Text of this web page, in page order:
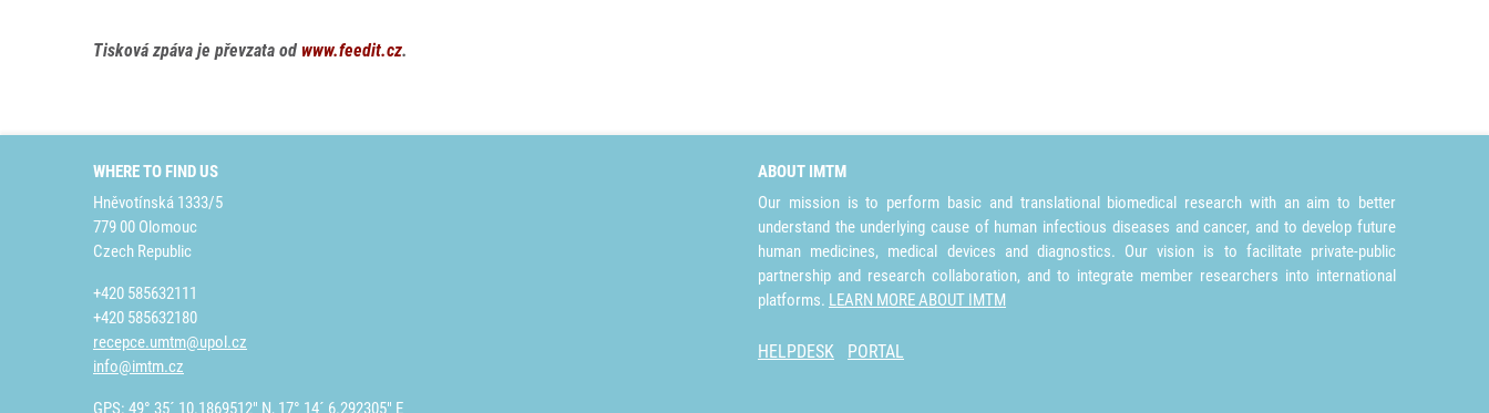
Tisková zpáva je převzata od www.feedit.cz.
WHERE TO FIND US
Hněvotínská 1333/5
779 00 Olomouc
Czech Republic
+420 585632111
+420 585632180
recepce.umtm@upol.cz
info@imtm.cz
GPS: 49° 35´ 10.1869512" N, 17° 14´ 6.292305" E
ABOUT IMTM
Our mission is to perform basic and translational biomedical research with an aim to better
understand the underlying cause of human infectious diseases and cancer, and to develop future
human medicines, medical devices and diagnostics. Our vision is to facilitate private-public
partnership and research collaboration, and to integrate member researchers into international
platforms. LEARN MORE ABOUT IMTM
HELPDESK PORTAL